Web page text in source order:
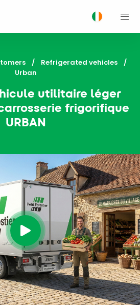
Refrigerated vehicles
Current:
Urban
utilitaire léger
frigorifique
URBAN